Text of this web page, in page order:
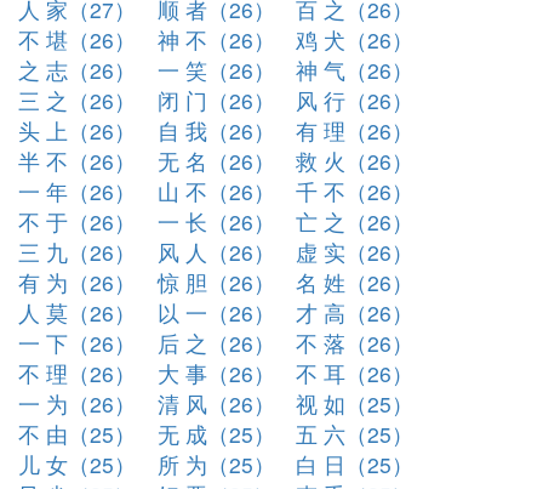
人 家（27）
顺 者（26）
百 之（26）
不 堪（26）
神 不（26）
鸡 犬（26）
之 志（26）
一 笑（26）
神 气（26）
三 之（26）
闭 门（26）
风 行（26）
头 上（26）
自 我（26）
有 理（26）
半 不（26）
无 名（26）
救 火（26）
一 年（26）
山 不（26）
千 不（26）
不 于（26）
一 长（26）
亡 之（26）
三 九（26）
风 人（26）
虚 实（26）
有 为（26）
惊 胆（26）
名 姓（26）
人 莫（26）
以 一（26）
才 高（26）
一 下（26）
后 之（26）
不 落（26）
不 理（26）
大 事（26）
不 耳（26）
一 为（26）
清 风（26）
视 如（25）
不 由（25）
无 成（25）
五 六（25）
儿 女（25）
所 为（25）
白 日（25）